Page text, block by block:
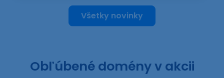
Všetky novinky
Obľúbené domény v akcii